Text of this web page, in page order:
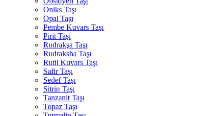
Oniks Taşı
Opal Taşı
Pembe Kuvars Taşı
Pirit Taşı
Rudrakşa Taşı
Rudraksha Taşı
Rutil Kuvars Taşı
Safir Taşı
Sedef Taşı
Sitrin Taşı
Tanzanit Taşı
Topaz Taşı